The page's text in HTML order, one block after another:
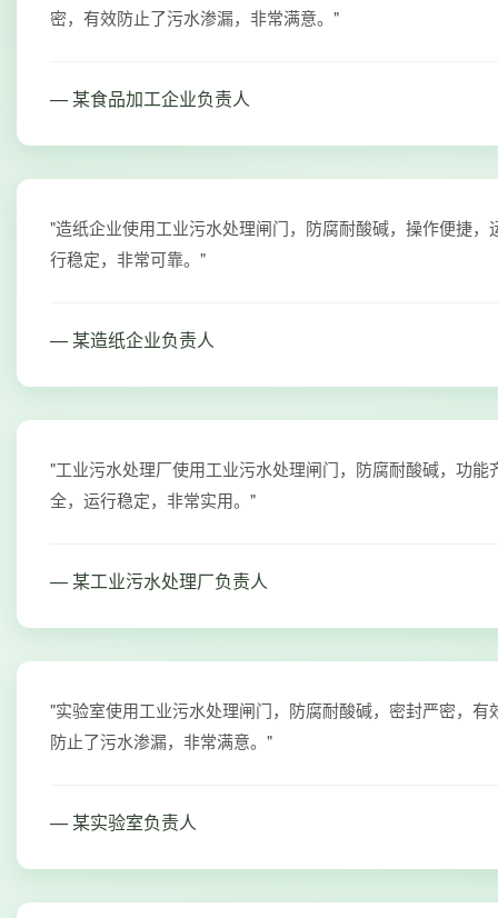
密，有效防止了污水渗漏，非常满意。"
— 某食品加工企业负责人
"造纸企业使用工业污水处理闸门，防腐耐酸碱，操作便捷，
行稳定，非常可靠。"
— 某造纸企业负责人
"工业污水处理厂使用工业污水处理闸门，防腐耐酸碱，功能
全，运行稳定，非常实用。"
— 某工业污水处理厂负责人
"实验室使用工业污水处理闸门，防腐耐酸碱，密封严密，有
防止了污水渗漏，非常满意。"
— 某实验室负责人